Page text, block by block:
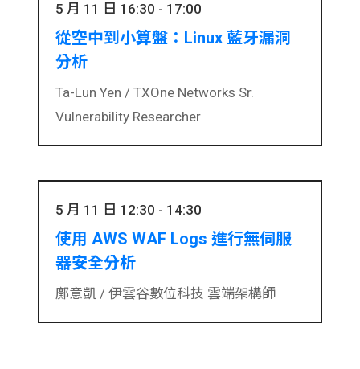
5 月 11 日 16:30 - 17:00
從空中到小算盤：Linux 藍牙漏洞
分析
Ta-Lun Yen / TXOne Networks Sr.
Vulnerability Researcher
5 月 11 日 12:30 - 14:30
使用 AWS WAF Logs 進行無伺服
器安全分析
鄺意凱 / 伊雲谷數位科技 雲端架構師